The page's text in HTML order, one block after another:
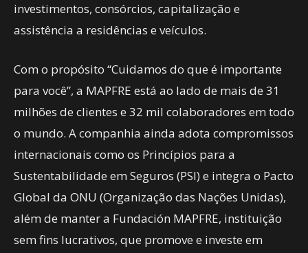
investimentos, consórcios, capitalização e
assistência a residências e veículos.
Com o propósito “Cuidamos do que é importante
para você”, a MAPFRE está ao lado de mais de 31
milhões de clientes e 32 mil colaboradores em todo
o mundo. A companhia ainda adota compromissos
internacionais como os Princípios para a
Sustentabilidade em Seguros (PSI) e integra o Pacto
Global da ONU (Organização das Nações Unidas),
além de manter a Fundación MAPFRE, instituição
sem fins lucrativos, que promove e investe em